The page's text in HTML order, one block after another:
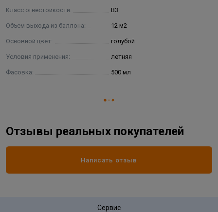
Класс огнестойкости: В3
Объем выхода из баллона: 12 м2
Основной цвет: голубой
Условия применения: летняя
Фасовка: 500 мл
Отзывы реальных покупателей
Написать отзыв
Сервис